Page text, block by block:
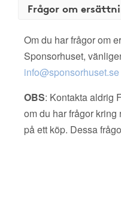
Frågor om
Om du har frågor om
Sponsorhuset,
info@sponsorhuset.se
OBS: Kontakta aldrig
om du har frågor
på ett köp. Dessa